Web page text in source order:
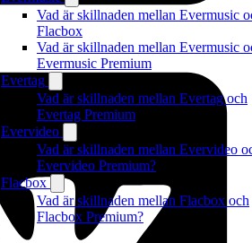
Vad är skillnaden mellan Evermusic
Flacbox
Vad är skillnaden mellan Evermusic
Evermusic Premium
Evertag
Vad är skillnaden mellan Evertag och
Evertag Premium
Evervideo
Vad är skillnaden mellan Evervideo
Evervideo Premium?
Flacbox
Vad är skillnaden mellan Flacbox och
Flacbox Premium?